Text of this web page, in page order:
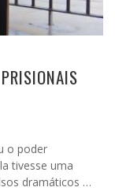
o poder
tivesse uma
dramáticos …